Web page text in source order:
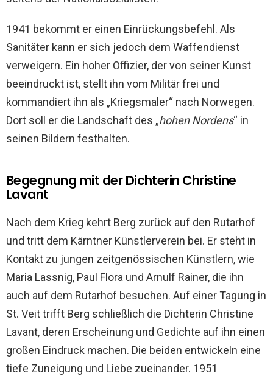
1941 bekommt er einen Einrückungsbefehl. Als
Sanitäter kann er sich jedoch dem Waffendienst
verweigern. Ein hoher Offizier, der von seiner Kunst
beeindruckt ist, stellt ihn vom Militär frei und
kommandiert ihn als „Kriegsmaler“ nach Norwegen.
Dort soll er die Landschaft des „hohen Nordens“ in
seinen Bildern festhalten.
Begegnung mit der Dichterin Christine
Lavant
Nach dem Krieg kehrt Berg zurück auf den Rutarhof
und tritt dem Kärntner Künstlerverein bei. Er steht in
Kontakt zu jungen zeitgenössischen Künstlern, wie
Maria Lassnig, Paul Flora und Arnulf Rainer, die ihn
auch auf dem Rutarhof besuchen. Auf einer Tagung in
St. Veit trifft Berg schließlich die Dichterin Christine
Lavant, deren Erscheinung und Gedichte auf ihn einen
großen Eindruck machen. Die beiden entwickeln eine
tiefe Zuneigung und Liebe zueinander. 1951